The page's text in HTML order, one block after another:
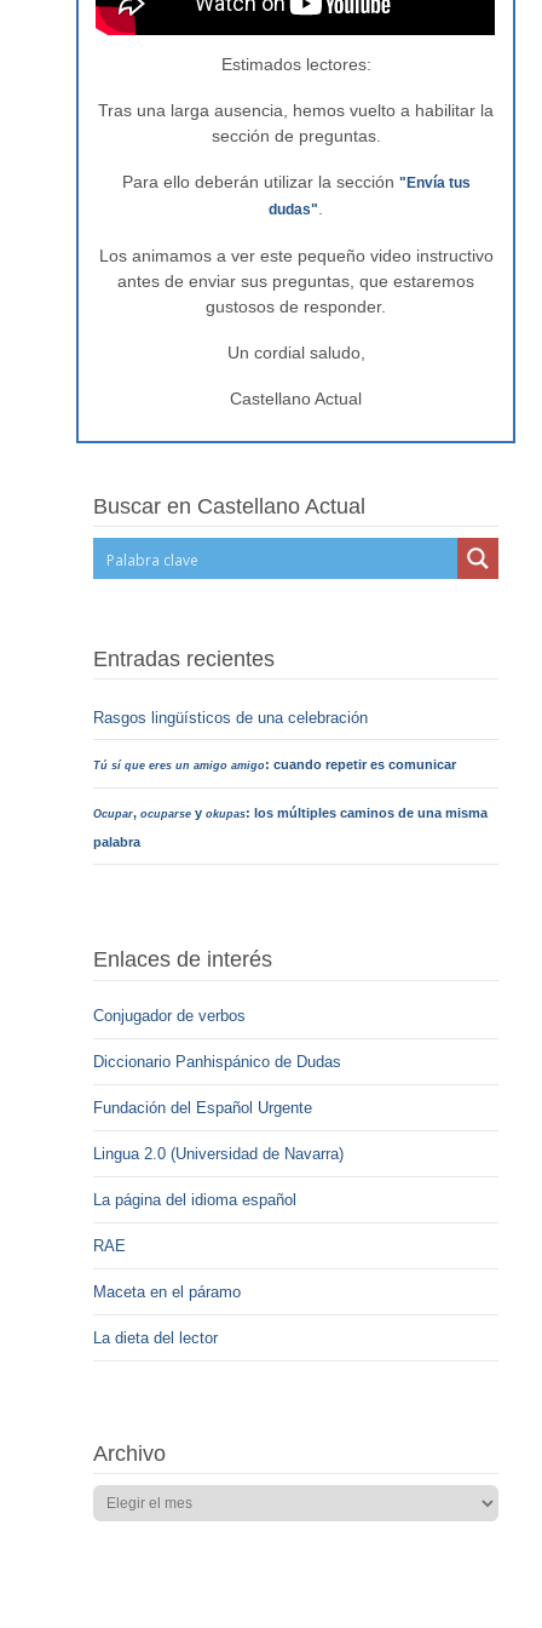
Estimados lectores:
Tras una larga ausencia, hemos vuelto a habilitar la
sección de preguntas.
Para ello deberán utilizar la sección "Envía tus
dudas".
Los animamos a ver este pequeño video instructivo
antes de enviar sus preguntas, que estaremos
gustosos de responder.
Un cordial saludo,
Castellano Actual
Buscar en Castellano Actual
Entradas recientes
Rasgos lingüísticos de una celebración
Tú sí que eres un amigo amigo: cuando repetir es comunicar
Ocupar,ocuparse yokupas: los múltiples caminos de una misma
palabra
Enlaces de interés
Conjugador de verbos
Diccionario Panhispánico de Dudas
Fundación del Español Urgente
Lingua 2.0 (Universidad de Navarra)
La página del idioma español
RAE
Maceta en el páramo
La dieta del lector
Archivo